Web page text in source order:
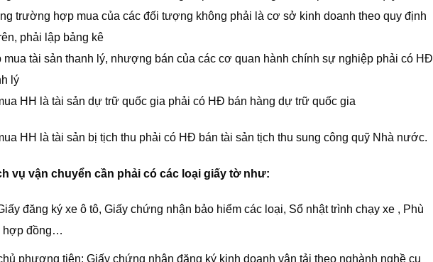
trường hợp mua của các đối tượng không phải là cơ sở kinh doanh theo quy định
phải lập bảng kê
mua tài sản thanh lý, nhượng bán của các cơ quan hành chính sự nghiệp phải có HĐ
lý
HH là tài sản dự trữ quốc gia phải có HĐ bán hàng dự trữ quốc gia
HH là tài sản bị tịch thu phải có HĐ bán tài sản tịch thu sung công quỹ Nhà nước.
vụ vận chuyển cần phải có các loại giấy tờ như:
đăng ký xe ô tô, Giấy chứng nhận bảo hiểm các loại, Sổ nhật trình chạy xe , Phù
hợp đồng…
phương tiện: Giấy chứng nhận đăng ký kinh doanh vận tải theo nghành nghề cụ